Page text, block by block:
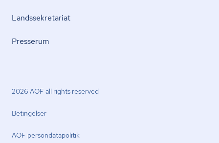
Lands­se­kre­ta­ri­at
Presserum
2026 AOF all rights reserved
Betingelser
AOF per­son­da­ta­po­li­tik